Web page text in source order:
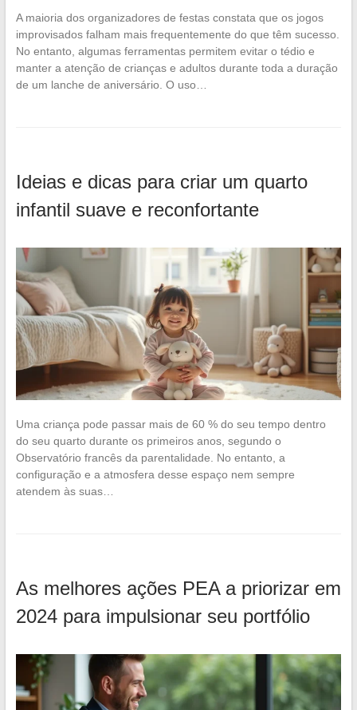
A maioria dos organizadores de festas constata que os jogos
improvisados falham mais frequentemente do que têm sucesso.
No entanto, algumas ferramentas permitem evitar o tédio e
manter a atenção de crianças e adultos durante toda a duração
de um lanche de aniversário. O uso…
Ideias e dicas para criar um quarto
infantil suave e reconfortante
Uma criança pode passar mais de 60 % do seu tempo dentro
do seu quarto durante os primeiros anos, segundo o
Observatório francês da parentalidade. No entanto, a
configuração e a atmosfera desse espaço nem sempre
atendem às suas…
As melhores ações PEA a priorizar em
2024 para impulsionar seu portfólio